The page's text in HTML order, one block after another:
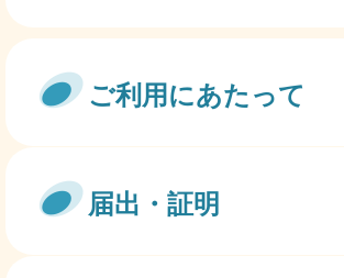
ご利用にあたって
届出・証明